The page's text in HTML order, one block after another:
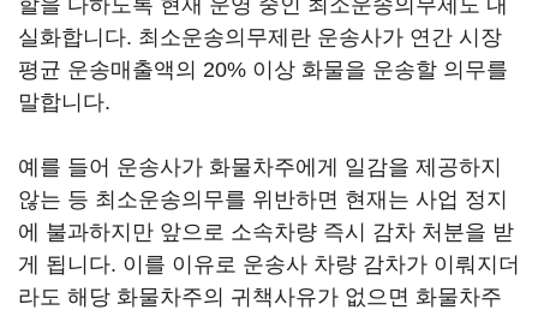
할을 다하도록 현재 운영 중인 최소운송의무제도 내
실화합니다. 최소운송의무제란 운송사가 연간 시장
평균 운송매출액의 20% 이상 화물을 운송할 의무를
말합니다.
예를 들어 운송사가 화물차주에게 일감을 제공하지
않는 등 최소운송의무를 위반하면 현재는 사업 정지
에 불과하지만 앞으로 소속차량 즉시 감차 처분을 받
게 됩니다. 이를 이유로 운송사 차량 감차가 이뤄지더
라도 해당 화물차주의 귀책사유가 없으면 화물차주